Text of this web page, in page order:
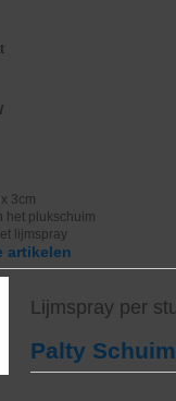
3cm
het plukschuim
lijmspray
artikelen
Lijmspray per
Palty